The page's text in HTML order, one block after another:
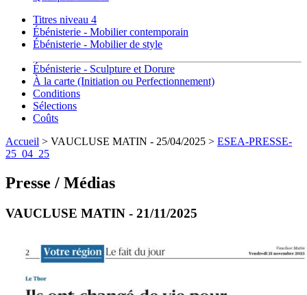
Titres niveau 4
Ébénisterie - Mobilier contemporain
Ébénisterie - Mobilier de style
Ébénisterie - Sculpture et Dorure
À la carte (Initiation ou Perfectionnement)
Conditions
Sélections
Coûts
Accueil > VAUCLUSE MATIN - 25/04/2025 > ESEA-PRESSE-
25_04_25
Presse / Médias
VAUCLUSE MATIN - 21/11/2025